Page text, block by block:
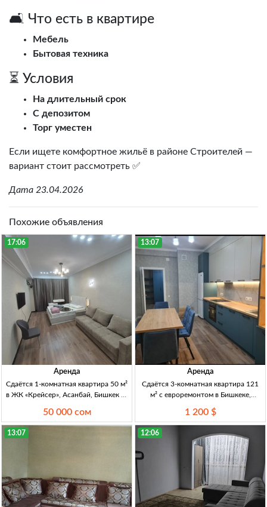
🛋️ Что есть в квартире
Мебель
Бытовая техника
⏳ Условия
На длительный срок
С депозитом
Торг уместен
Если ищете комфортное жильё в районе Строителей —
вариант стоит рассмотреть ✅
Дата 23.04.2026
Похожие объявления
17:06
Аренда
Сдаётся 1-комнатная квартира 50 м²
в ЖК «Крейсер», Асанбай, Бишкек 1-
все удобства, Асанбай, ЖК «Крейсер»
50 000 сом
13:07
Аренда
Сдаётся 3-комнатная квартира 121
м² с евроремонтом в Бишкеке,
м², евроремонт, меблир., 2 с/у,
балкон, кирп. дом, средний эт., 2
лифта, длит. арен
1 200 $
13:07 12:06